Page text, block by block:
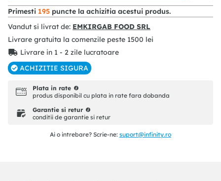
Primesti 195 puncte la achizitia acestui produs.
Vandut si livrat de: EMKIRGAB FOOD SRL
Livrare gratuita la comenzile peste 1500 lei
Livrare in 1 - 2 zile lucratoare
ACHIZITIE SIGURA
Plata in rate
produs disponibil cu plata in rate fara dobanda
Garantie si retur
conditii de garantie si retur
Ai o intrebare? Scrie-ne: suport@infinity.ro